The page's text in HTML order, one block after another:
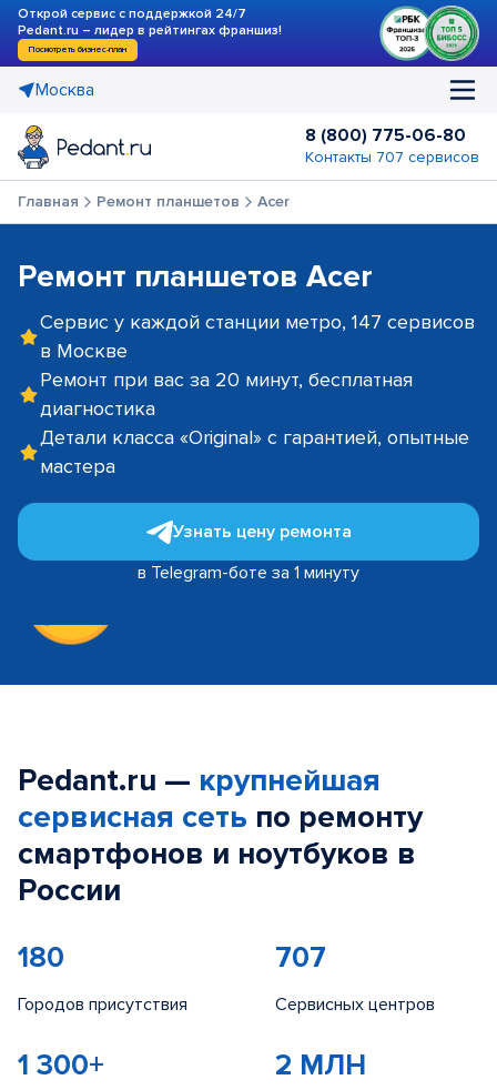
Открой сервис с поддержкой 24/7
Pedant.ru – лидер в рейтингах франшиз!
Посмотреть бизнес-план
Москва
8 (800) 775-06-80
Контакты 707 сервисов
Главная Ремонт планшетов Acer
Ремонт планшетов Acer
Сервис у каждой станции метро, 147 сервисов
в Москве
Ремонт при вас за 20 минут, бесплатная
диагностика
Детали класса «Original» с гарантией, опытные
мастера
Узнать цену ремонта
в Telegram-боте за 1 минуту
Pedant.ru — крупнейшая
сервисная сеть по ремонту
смартфонов и ноутбуков в
России
180
Городов присутствия
707
Сервисных центров
1 300+ 2 МЛН